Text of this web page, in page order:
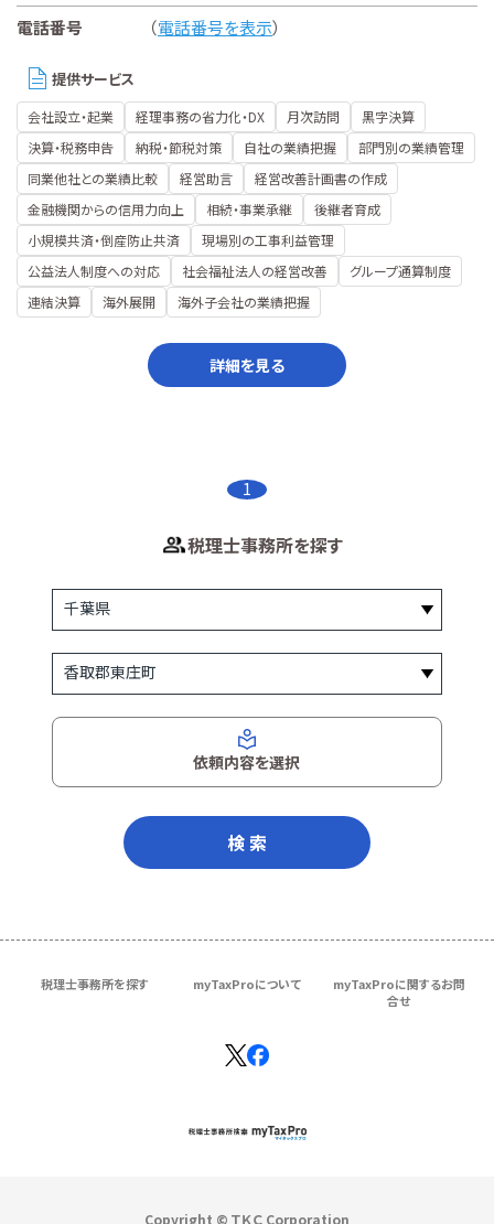
電話番号
（電話番号を表示）
提供サービス
会社設立・起業 経理事務の省力化・DX 月次訪問
黒字決算
決算・税務申告
納税・節税対策 自社の業績把握
部門別の業績管理
同業他社との業績比較
経営助言
経営改善計画書の作成
金融機関からの信用力向上
相続・事業承継
後継者育成
小規模共済・倒産防止共済
現場別の工事利益管理
公益法人制度への対応
社会福祉法人の経営改善
グループ通算制度
連結決算
海外展開 海外子会社の業績把握
詳細を見る
1
税理士事務所を探す
依頼内容を選択
検 索
税理士事務所を探す myTaxProについて
myTaxProに関するお問
合せ
Copyright © ＴＫＣ Corporation